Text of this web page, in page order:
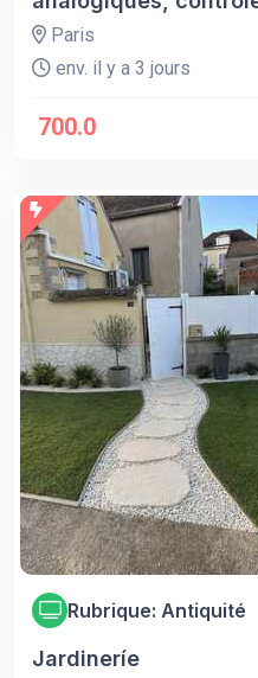
Paris
env. il y a 3 jours
700.0
Rubrique: Antiquité
Jardineríe